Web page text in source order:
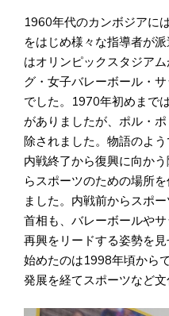
1960年代のカンボジアに
をはじめ様々な指導者が
はオリンピックスタジア
グ・女子バレーボール・
でした。1970年初めまで
がありましたが、ポル・
除されました。物語のよう
内戦終了から復興に向か
らスポーツのための場所
ました。内戦前からスポ
首相も、バレーボールや
再興をリードする姿勢を
始めたのは1998年頃から
発展を経てスポーツなど文